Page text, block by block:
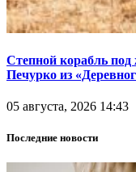
Степной корабль
Печурко из
05 августа, 2026 14:43
Последние новости